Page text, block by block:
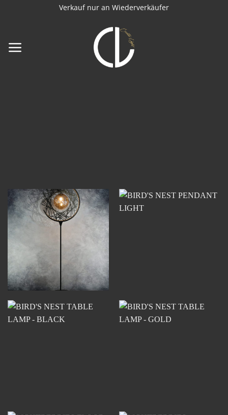
Verkauf nur an Wiederverkäufer